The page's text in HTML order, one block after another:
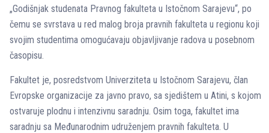
„Godišnjak studenata Pravnog fakulteta u Istočnom Sarajevu“, po
čemu se svrstava u red malog broja pravnih fakulteta u regionu koji
svojim studentima omogućavaju objavljivanje radova u posebnom
časopisu.
Fakultet je, posredstvom Univerziteta u Istočnom Sarajevu, član
Evropske organizacije za javno pravo, sa sjedištem u Atini, s kojom
ostvaruje plodnu i intenzivnu saradnju. Osim toga, fakultet ima
saradnju sa Međunarodnim udruženjem pravnih fakulteta. U